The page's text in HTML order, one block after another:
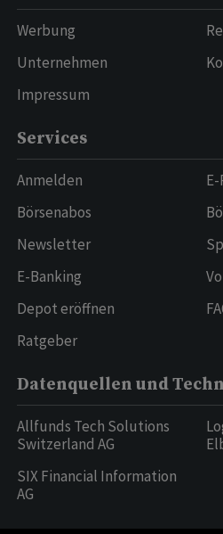
Werbung
Unternehmen
Impressum
Services
Anmelden
Börsenabos
Newsletter
E-Banking
Depot eröffnen
Ratgeber
Datenquellen und
Allfunds Tech Solutions
Switzerland AG
SIX Financial Information
AG